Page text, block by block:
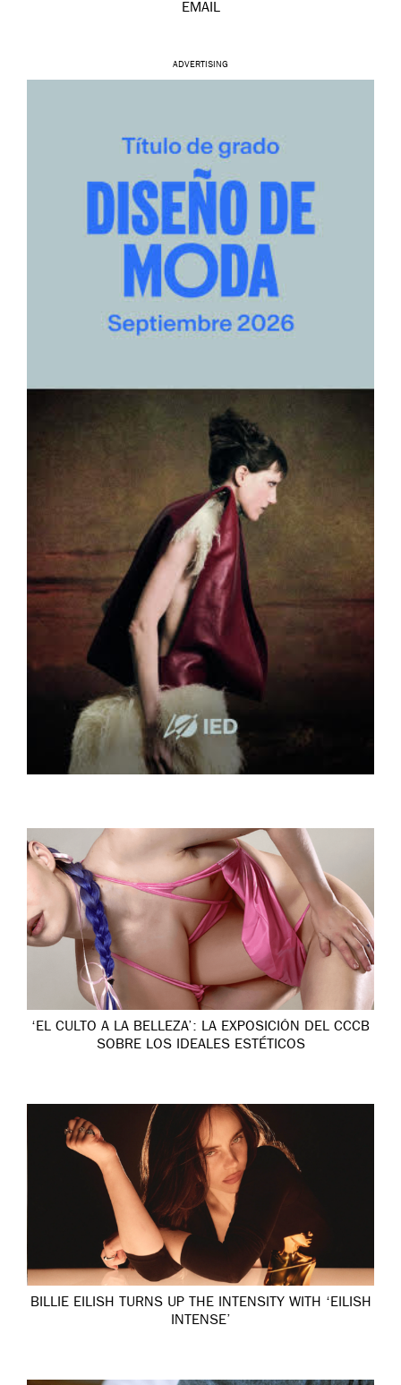
EMAIL
ADVERTISING
‘EL CULTO A LA BELLEZA’: LA EXPOSICIÓN DEL CCCB
SOBRE LOS IDEALES ESTÉTICOS
BILLIE EILISH TURNS UP THE INTENSITY WITH ‘EILISH
INTENSE’